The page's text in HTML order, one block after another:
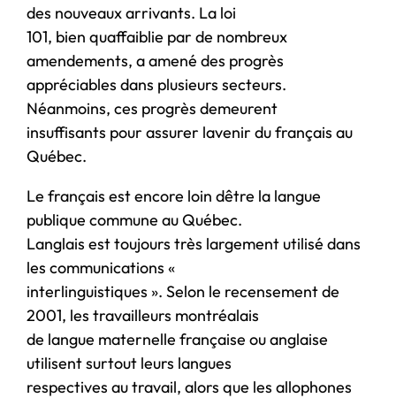
des nouveaux arrivants. La loi
101, bien quaffaiblie par de nombreux
amendements, a amené des progrès
appréciables dans plusieurs secteurs.
Néanmoins, ces progrès demeurent
insuffisants pour assurer lavenir du français au
Québec.
Le français est encore loin dêtre la langue
publique commune au Québec.
Langlais est toujours très largement utilisé dans
les communications «
interlinguistiques ». Selon le recensement de
2001, les travailleurs montréalais
de langue maternelle française ou anglaise
utilisent surtout leurs langues
respectives au travail, alors que les allophones